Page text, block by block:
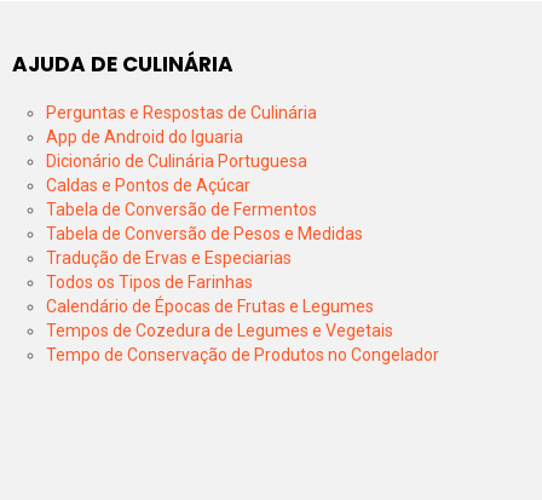
AJUDA DE CULINÁRIA
Perguntas e Respostas de Culinária
App de Android do Iguaria
Dicionário de Culinária Portuguesa
Caldas e Pontos de Açúcar
Tabela de Conversão de Fermentos
Tabela de Conversão de Pesos e Medidas
Tradução de Ervas e Especiarias
Todos os Tipos de Farinhas
Calendário de Épocas de Frutas e Legumes
Tempos de Cozedura de Legumes e Vegetais
Tempo de Conservação de Produtos no Congelador